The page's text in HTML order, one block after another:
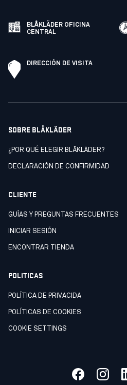
BLÅKLÄDER OFICINA
CENTRAL
DIRECCIÓN DE VISITA
SOBRE BLÅKLÄDER
¿POR QUÉ ELEGIR BLÅKLÄDER?
DECLARACIÒN DE CONFIRMIDAD
CLIENTE
GUÍAS Y PREGUNTAS FRECUENTES
INICIAR SESIÓN
ENCONTRAR TIENDA
POLITICAS
POLÍTICA DE PRIVACIDA
POLÍTICAS DE COOKIES
COOKIE SETTINGS